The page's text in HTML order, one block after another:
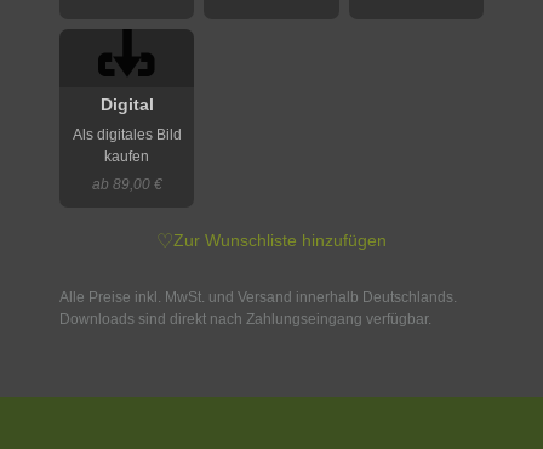
Digital
Als digitales Bild
kaufen
ab 89,00 €
♡Zur Wunschliste hinzufügen
Alle Preise inkl. MwSt. und Versand innerhalb Deutschlands.
Downloads sind direkt nach Zahlungseingang verfügbar.